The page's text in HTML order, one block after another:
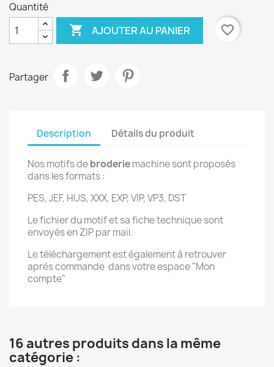
Quantité
 AJOUTER AU PANIER favorite_border
Partager
Description Détails du produit
Nos motifs debroderiemachine sont proposés
dans les formats :
PES, JEF, HUS, XXX, EXP, VIP, VP3, DST
Le fichier du motif et sa fiche technique sont
envoyés en ZIP par mail.
Le téléchargement est également à retrouver
après commande dans votre espace "Mon
compte"
16 autres produits dans la même
catégorie :